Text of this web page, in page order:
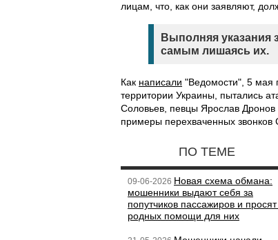
лицам, что, как они заявляют,
Выполняя указания
самым лишаясь их.
Как написали "Ведомости", 5 мая
территории Украины, пытались
Соловьев, певцы Ярослав
примеры перехваченных звонков
ПО ТЕМЕ
09-06-2026 Новая схема обмана:
мошенники выдают себя за
попутчиков пассажиров и
родных помощи для них